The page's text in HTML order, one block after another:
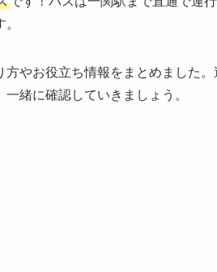
やお役立ち情報をまとめました
緒に確認していきましょう。